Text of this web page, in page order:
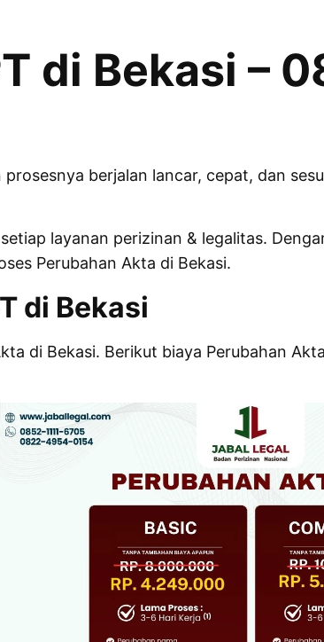
di Bekasi –
berjalan lancar, cepat, dan
layanan perizinan & legalitas.
Perubahan Akta di Bekasi.
di Bekasi
di Bekasi. Berikut biaya Perubahan